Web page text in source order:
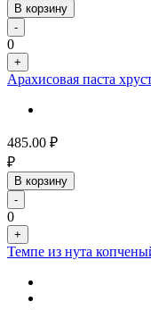
В корзину
-
0
+
Арахисовая паста
485.00 ₽
₽
В корзину
-
0
+
Темпе из нута